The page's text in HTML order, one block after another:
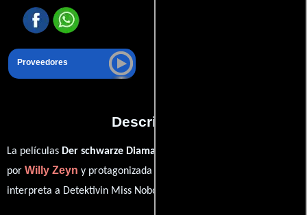
Proveedores
Descripción
La películas Der schwarze Diamant
por Willy Zeyn y protagonizada por
interpreta a Detektivin Miss Nobody (